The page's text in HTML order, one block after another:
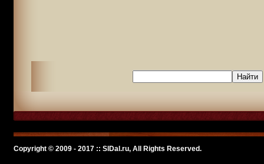
Copyright © 2009 - 2017 :: SlDal.ru, All Rights Reserved.